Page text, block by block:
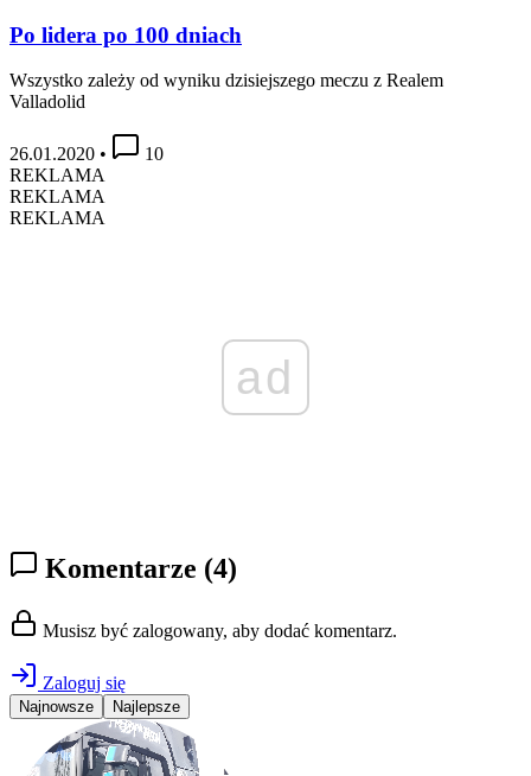
Po lidera po 100 dniach
Wszystko zależy od wyniku dzisiejszego meczu z Realem
Valladolid
26.01.2020 •
10
REKLAMA
REKLAMA
REKLAMA
ad
Komentarze (4)
Musisz być zalogowany, aby dodać komentarz.
Zaloguj się
Najnowsze Najlepsze